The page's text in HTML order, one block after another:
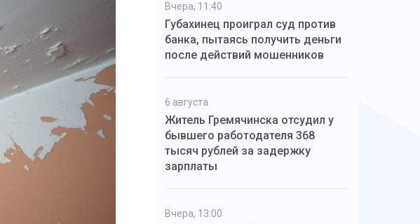
Вчера, 11:40
Губахинец проиграл суд против
банка, пытаясь получить деньги
после действий мошенников
6 августа
Житель Гремячинска отсудил у
бывшего работодателя 368
тысяч рублей за задержку
зарплаты
Вчера, 13:00